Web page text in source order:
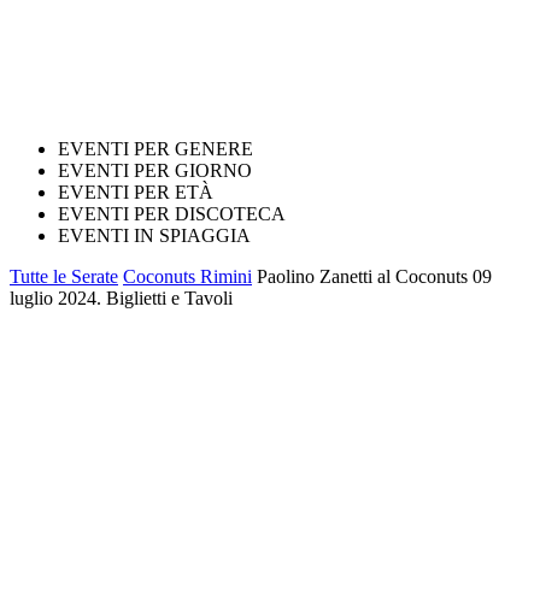
EVENTI PER GENERE
EVENTI PER GIORNO
EVENTI PER ETÀ
EVENTI PER DISCOTECA
EVENTI IN SPIAGGIA
Tutte le Serate Coconuts Rimini Paolino Zanetti al Coconuts 09
luglio 2024. Biglietti e Tavoli